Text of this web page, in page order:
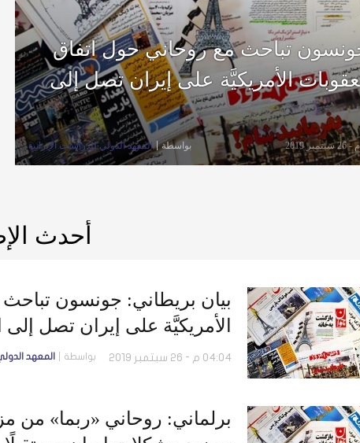
تباحث مع روحاني حول اتفاق
الأمريكيَّة على إيران تصل إلى
بواسطة المعهد الدولي للدراسات الإيرانية
أحدث
بيان بريطاني: جونسون
الأمريكيَّة على إيران تصل
04:04 م - 26 سبتمبر 2019 بواسطة المعهد
برلماني: روحاني «ربما»